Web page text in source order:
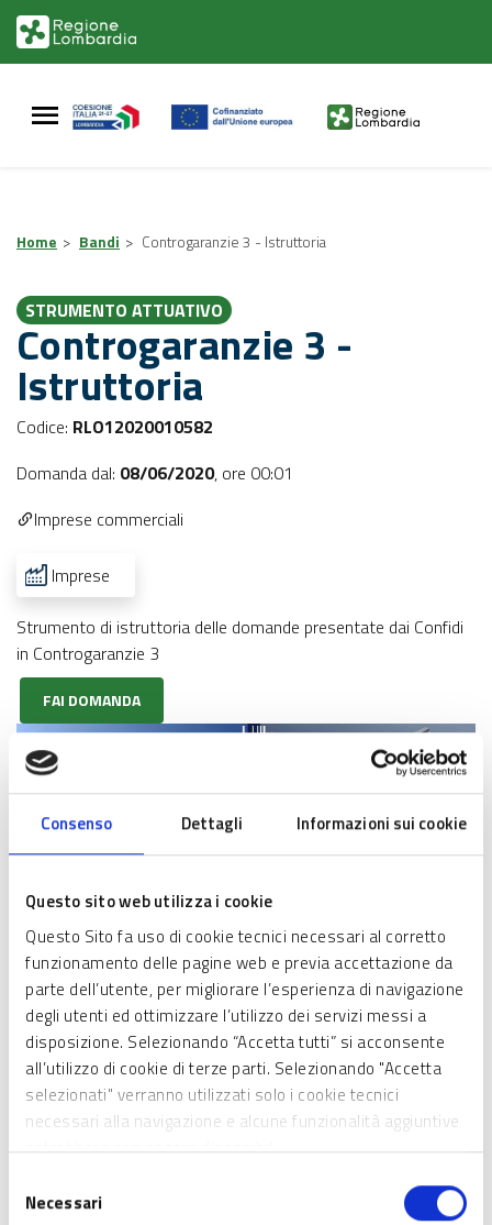
Consenso Dettagli Informazioni sui cookie
Questo sito web utilizza i cookie
Questo Sito fa uso di cookie tecnici necessari al corretto
funzionamento delle pagine web e previa accettazione da
parte dell’utente, per migliorare l’esperienza di navigazione
degli utenti ed ottimizzare l’utilizzo dei servizi messi a
disposizione. Selezionando “Accetta tutti” si acconsente
all’utilizzo di cookie di terze parti. Selezionando "Accetta
selezionati" verranno utilizzati solo i cookie tecnici
necessari alla navigazione e alcune funzionalità aggiuntive
potrebbero non essere disponibili.
delNecessari
contenuto
footer
Home > Bandi > Controgaranzie 3 - Istruttoria
STRUMENTO ATTUATIVO
Controgaranzie 3 -
Istruttoria
Codice: RLO12020010582
Domanda dal: 08/06/2020, ore 00:01
Imprese commerciali
Imprese
Strumento di istruttoria delle domande presentate dai Confidi
in Controgaranzie 3
FAI DOMANDA
SCHEDA INFORMATIVA
Chi può partecipare
Professionisti attraverso i Confidi convenzionati